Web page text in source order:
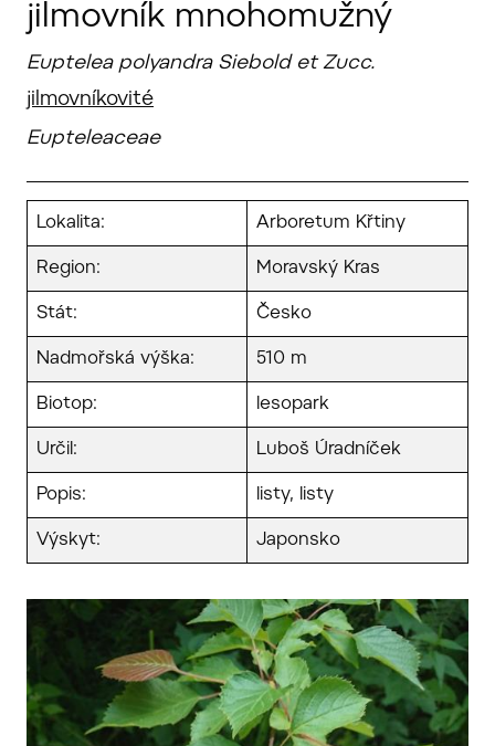
jilmovník mnohomužný
Euptelea polyandra Siebold et Zucc.
jilmovníkovité
Eupteleaceae
Lokalita: Arboretum Křtiny
Region: Moravský Kras
Stát: Česko
Nadmořská výška: 510 m
Biotop: lesopark
Určil: Luboš Úradníček
Popis: listy, listy
Výskyt: Japonsko